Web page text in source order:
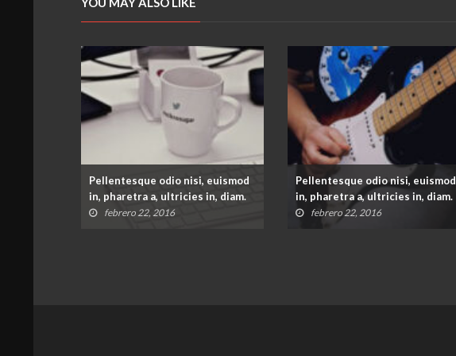
Pellentesque odio nisi, euismod
in, pharetra a, ultricies in, diam.
febrero 22, 2016
Pellentesque odio nisi, euismod
in, pharetra a, ultricies in, diam.
febrero 22, 2016